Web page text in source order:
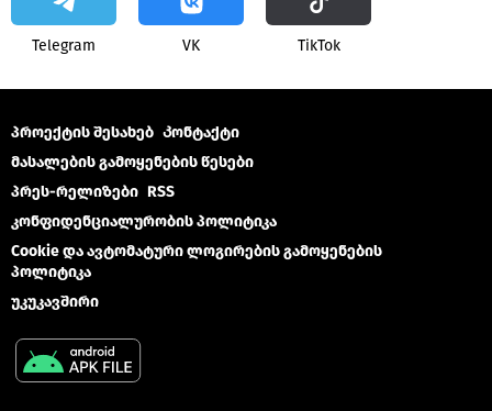
Telegram VK ТikТоk
პროექტის შესახებ Კონტაქტი
მასალების გამოყენების წესები
პრეს-რელიზები RSS
კონფიდენციალურობის პოლიტიკა
Cookie და ავტომატური ლოგირების გამოყენების
პოლიტიკა
უკუკავშირი